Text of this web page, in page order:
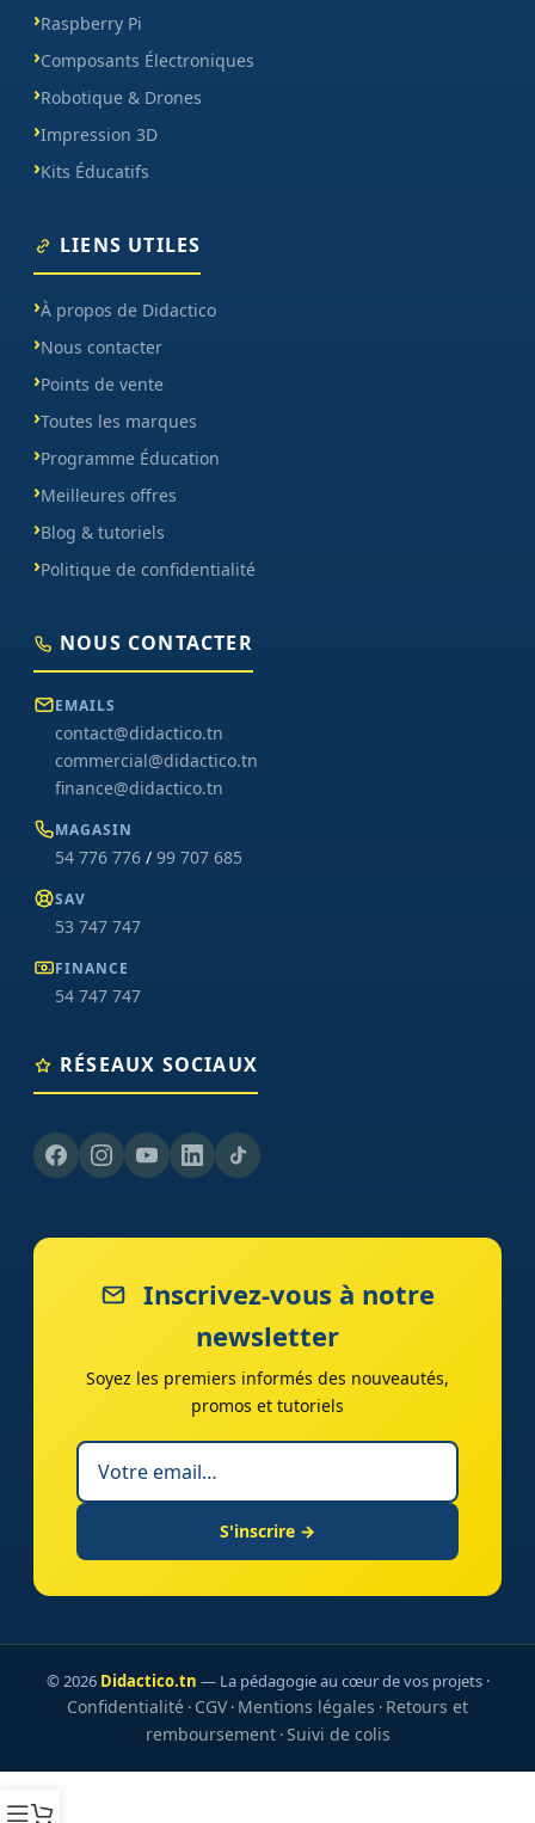
Raspberry Pi
Composants Électroniques
Robotique & Drones
Impression 3D
Kits Éducatifs
LIENS UTILES
À propos de Didactico
Nous contacter
Points de vente
Toutes les marques
Programme Éducation
Meilleures offres
Blog & tutoriels
Politique de confidentialité
NOUS CONTACTER
EMAILS
contact@didactico.tn
commercial@didactico.tn
finance@didactico.tn
MAGASIN
54 776 776 / 99 707 685
SAV
53 747 747
FINANCE
54 747 747
RÉSEAUX SOCIAUX
Inscrivez-vous à notre
newsletter
Soyez les premiers informés des nouveautés,
promos et tutoriels
S'inscrire →
© 2026 Didactico.tn — La pédagogie au cœur de vos projets ·
Confidentialité · CGV· Mentions légales · Retours et
remboursement·Suivi de colis